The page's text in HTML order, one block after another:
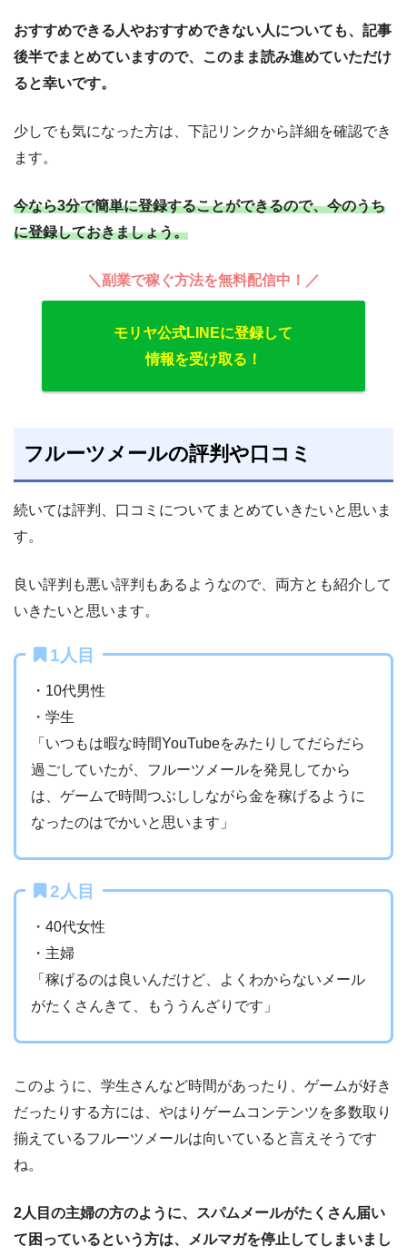
おすすめできる人やおすすめできない人についても、記事
後半でまとめていますので、このまま読み進めていただけ
ると幸いです。
少しでも気になった方は、下記リンクから詳細を確認でき
ます。
今なら3分で簡単に登録することができるので、今のうち
に登録しておきましょう。
＼副業で稼ぐ方法を無料配信中！／
モリヤ公式LINEに登録して
情報を受け取る！
フルーツメールの評判や口コミ
続いては評判、口コミについてまとめていきたいと思いま
す。
良い評判も悪い評判もあるようなので、両方とも紹介して
いきたいと思います。
1人目
・10代男性
・学生
「いつもは暇な時間YouTubeをみたりしてだらだら
過ごしていたが、フルーツメールを発見してから
は、ゲームで時間つぶししながら金を稼げるように
なったのはでかいと思います」
2人目
・40代女性
・主婦
「稼げるのは良いんだけど、よくわからないメール
がたくさんきて、もううんざりです」
このように、学生さんなど時間があったり、ゲームが好き
だったりする方には、やはりゲームコンテンツを多数取り
揃えているフルーツメールは向いていると言えそうです
ね。
2人目の主婦の方のように、スパムメールがたくさん届い
て困っているという方は、メルマガを停止してしまいまし